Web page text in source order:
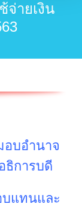
จ่ายเงิน
อบอำนาจ
ธิการบดี
บแทนและ